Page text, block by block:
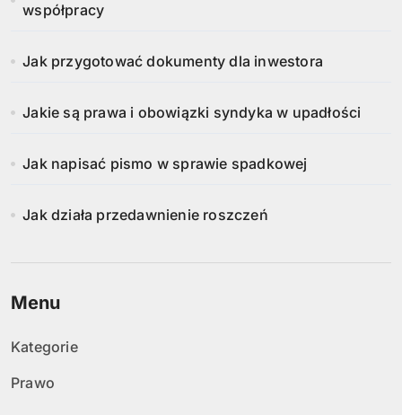
współpracy
Jak przygotować dokumenty dla inwestora
Jakie są prawa i obowiązki syndyka w upadłości
Jak napisać pismo w sprawie spadkowej
Jak działa przedawnienie roszczeń
Menu
Kategorie
Prawo